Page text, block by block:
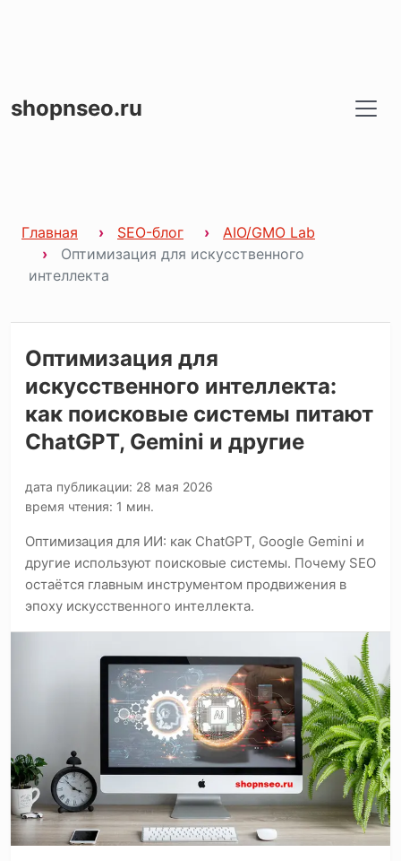
shopnseo.ru
Главная SEO-блог
AIO/GMO Lab
Оптимизация для искусственного
интеллекта
Оптимизация для
искусственного интеллекта:
как поисковые системы питают
ChatGPT, Gemini и другие
дата публикации: 28 мая 2026
время чтения: 1 мин.
Оптимизация для ИИ: как ChatGPT, Google Gemini и
другие используют поисковые системы. Почему SEO
остаётся главным инструментом продвижения в
эпоху искусственного интеллекта.